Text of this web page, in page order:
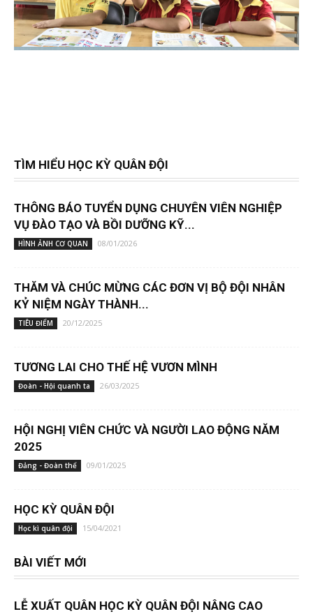
TÌM HIỂU HỌC KỲ QUÂN ĐỘI
THÔNG BÁO TUYỂN DỤNG CHUYÊN VIÊN NGHIỆP
VỤ ĐÀO TẠO VÀ BỒI DƯỠNG KỸ...
HÌNH ẢNH CƠ QUAN 08/01/2026
THĂM VÀ CHÚC MỪNG CÁC ĐƠN VỊ BỘ ĐỘI NHÂN
KỶ NIỆM NGÀY THÀNH...
TIÊU ĐIỂM 20/12/2025
TƯƠNG LAI CHO THẾ HỆ VƯƠN MÌNH
Đoàn - Hội quanh ta 26/03/2025
HỘI NGHỊ VIÊN CHỨC VÀ NGƯỜI LAO ĐỘNG NĂM
2025
Đảng - Đoàn thể 09/01/2025
HỌC KỲ QUÂN ĐỘI
Học kì quân đội 15/04/2021
BÀI VIẾT MỚI
LỄ XUẤT QUÂN HỌC KỲ QUÂN ĐỘI NÂNG CAO